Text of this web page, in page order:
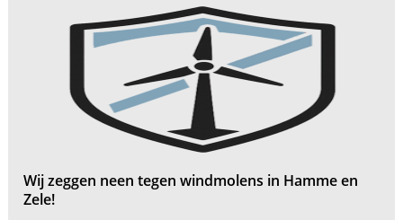
Wij zeggen neen tegen windmolens in Hamme en
Zele!